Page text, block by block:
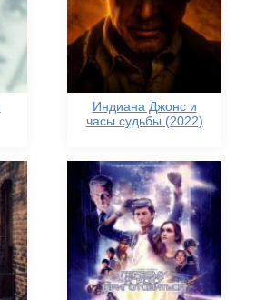
Индиана Джонс и
часы судьбы (2022)